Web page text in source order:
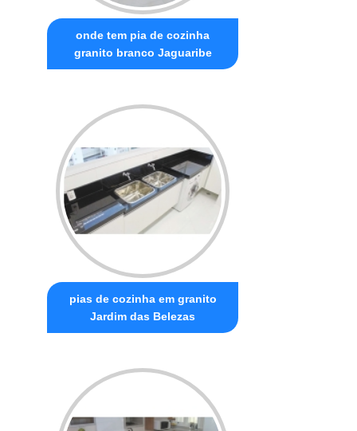
onde tem pia de cozinha
granito branco Jaguaribe
pias de cozinha em granito
Jardim das Belezas